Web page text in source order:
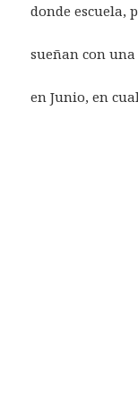
donde escuela,
sueñan con
en Junio, en